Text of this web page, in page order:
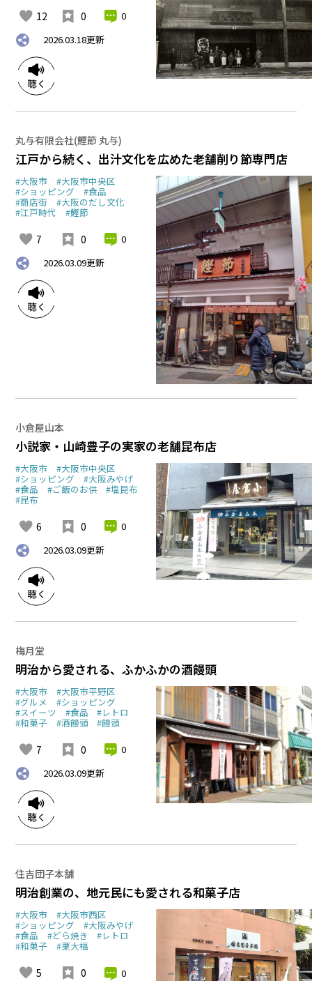
12 0
0
2026.03.18更新
丸与有限会社(鰹節 丸与)
江戸から続く、出汁文化を広めた老舗削り節専門店
#大阪市 #大阪市中央区
#ショッピング #食品
#商店街 #大阪のだし文化
#江戸時代 #鰹節
7 0
0
2026.03.09更新
小倉屋山本
小説家・山崎豊子の実家の老舗昆布店
#大阪市 #大阪市中央区
#ショッピング #大阪みやげ
#食品 #ご飯のお供 #塩昆布
#昆布
6 0
0
2026.03.09更新
梅月堂
明治から愛される、ふかふかの酒饅頭
#大阪市 #大阪市平野区
#グルメ #ショッピング
#スイーツ #食品 #レトロ
#和菓子 #酒饅頭 #饅頭
7 0
0
2026.03.09更新
住吉団子本舗
明治創業の、地元民にも愛される和菓子店
#大阪市 #大阪市西区
#ショッピング #大阪みやげ
#食品 #どら焼き #レトロ
#和菓子 #栗大福
5 0
0